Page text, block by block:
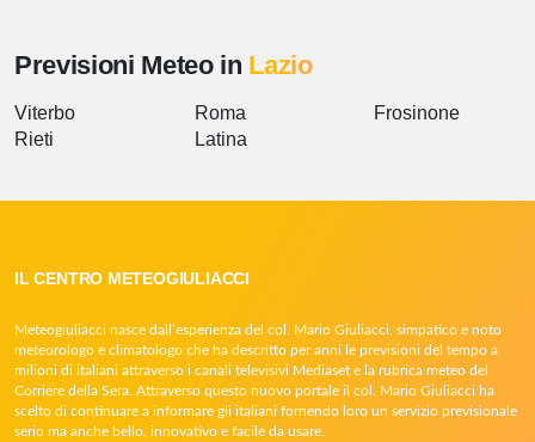
Previsioni Meteo in Lazio
Viterbo
Rieti
Roma
Latina
Frosinone
IL CENTRO METEOGIULIACCI
Meteogiuliacci nasce dall’esperienza del col. Mario Giuliacci, simpatico e noto
meteorologo e climatologo che ha descritto per anni le previsioni del tempo a
milioni di italiani attraverso i canali televisivi Mediaset e la rubrica meteo del
Corriere della Sera. Attraverso questo nuovo portale il col. Mario Giuliacci ha
scelto di continuare a informare gli italiani fornendo loro un servizio previsionale
serio ma anche bello, innovativo e facile da usare.